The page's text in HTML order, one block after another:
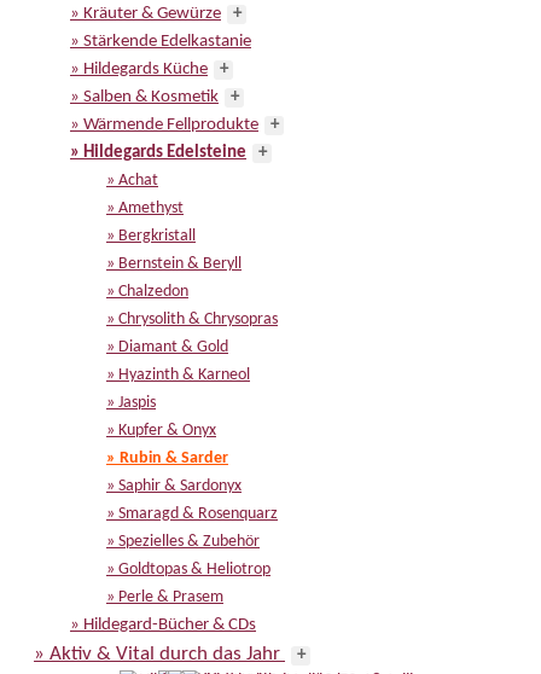
» Kräuter & Gewürze
+
» Stärkende Edelkastanie
» Hildegards Küche
+
» Salben & Kosmetik
+
» Wärmende Fellprodukte
+
» Hildegards Edelsteine
+
» Achat
» Amethyst
» Bergkristall
» Bernstein & Beryll
» Chalzedon
» Chrysolith & Chrysopras
» Diamant & Gold
» Hyazinth & Karneol
» Jaspis
» Kupfer & Onyx
» Rubin & Sarder
» Saphir & Sardonyx
» Smaragd & Rosenquarz
» Spezielles & Zubehör
» Goldtopas & Heliotrop
» Perle & Prasem
» Hildegard-Bücher & CDs
» Aktiv & Vital durch das Jahr +